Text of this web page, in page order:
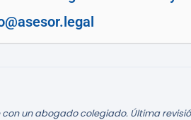
un abogado colegiado. Última